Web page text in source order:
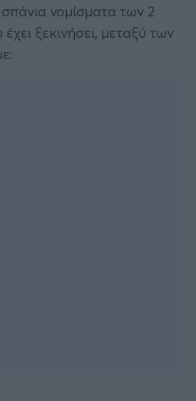
σπάνια νομίσματα των 2
ξεκινήσει, μεταξύ των